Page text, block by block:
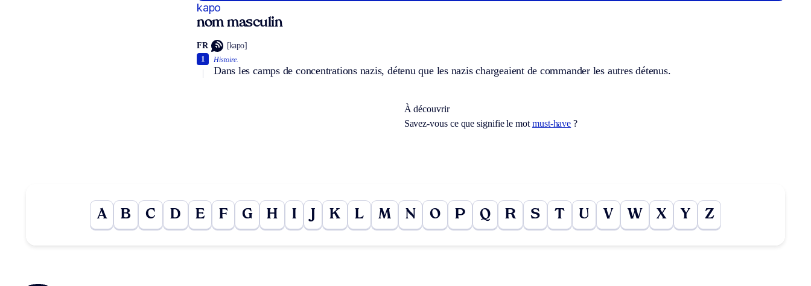
kapo
nom masculin
FR [kapo]
Histoire.
Dans les camps de concentrations nazis, détenu que les nazis chargeaient de commander les autres détenus.
1
À découvrir
Savez-vous ce que signifie le mot must-have ?
A B C D E F G H I K L M N O P Q R S T U V W X Y Z